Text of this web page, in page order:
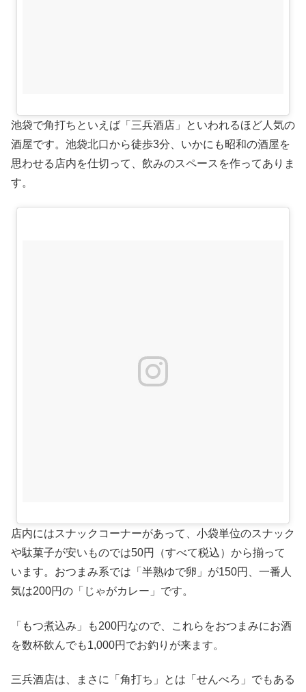
池袋で角打ちといえば「三兵酒店」といわれるほど人気の
酒屋です。池袋北口から徒歩3分、いかにも昭和の酒屋を
思わせる店内を仕切って、飲みのスペースを作ってありま
す。
店内にはスナックコーナーがあって、小袋単位のスナック
や駄菓子が安いものでは50円（すべて税込）から揃って
います。おつまみ系では「半熟ゆで卵」が150円、一番人
気は200円の「じゃがカレー」です。
「もつ煮込み」も200円なので、これらをおつまみにお酒
を数杯飲んでも1,000円でお釣りが来ます。
三兵酒店は、まさに「角打ち」とは「せんべろ」でもある